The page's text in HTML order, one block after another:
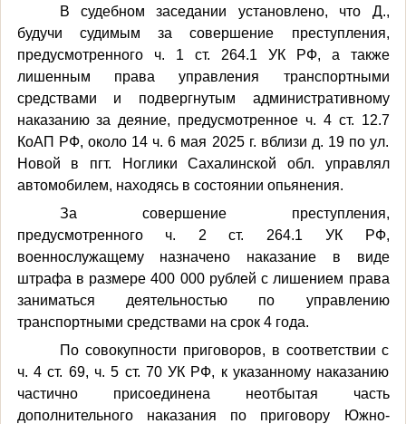
В судебном заседании установлено, что Д.,
будучи судимым за совершение преступления,
предусмотренного ч. 1 ст. 264.1 УК РФ, а также
лишенным права управления транспортными
средствами и подвергнутым административному
наказанию за деяние, предусмотренное ч. 4 ст. 12.7
КоАП РФ, около 14 ч. 6 мая 2025 г. вблизи д. 19 по ул.
Новой в пгт. Ноглики Сахалинской обл. управлял
автомобилем, находясь в состоянии опьянения.
За совершение преступления,
предусмотренного
ч. 2 ст. 264.1 УК РФ,
военнослужащему назначено наказание в виде
штрафа в размере 400 000 рублей с лишением права
заниматься деятельностью по управлению
транспортными средствами на срок 4 года.
По совокупности приговоров, в соответствии с
ч. 4 ст. 69, ч. 5 ст. 70 УК РФ, к указанному наказанию
частично присоединена неотбытая часть
дополнительного наказания по приговору Южно-